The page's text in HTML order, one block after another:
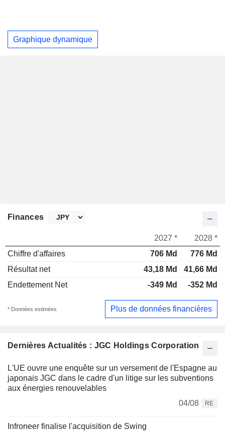
Graphique dynamique
Dernières Actualités : JGC Holdings Corporation
L'UE ouvre une enquête sur un versement de l'Espagne au
japonais JGC dans le cadre d'un litige sur les subventions
aux énergies renouvelables
04/08
RE
Infroneer finalise l'acquisition de Swing
Finances
2027 *
2028 *
Chiffre d'affaires
706 Md
776 Md
Résultat net
43,18 Md
41,66 Md
Endettement Net
-349 Md -352 Md
* Données estimées Plus de données financières